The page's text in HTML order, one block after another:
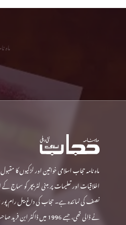
ماہ نامہ حجاب اسلامی خواتین اور لڑکیوں کا
اخلاقیات اور تعلیمات پر مبنی لٹریچر کو
نے ڈالی تھی، جسے 1996 میں